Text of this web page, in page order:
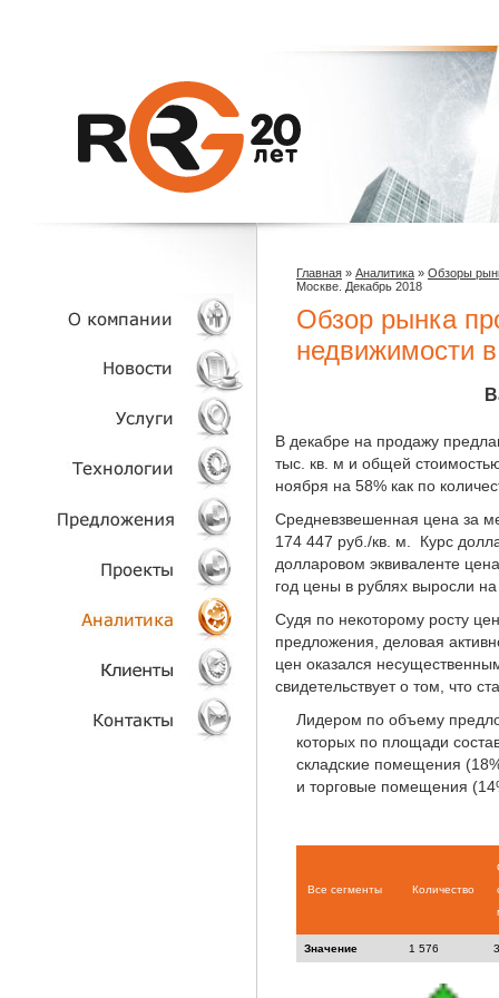
О КОМПАНИИ
НОВОСТИ
УСЛУГИ
ТЕХНОЛОГИИ
ОБЪЕКТЫ
ПРОЕКТЫ
АНАЛИТИКА
КЛИЕНТЫ
Главная » Аналитика » Обзоры
Москве. Декабрь 2018
Обзор рынка
недвижимости
В декабре на продажу
тыс. кв. м и общей
ноября на 58% как по
Средневзвешенная цена за
174 447 руб./кв. м. Курс
долларовом эквиваленте
год цены в рублях выросли
Судя по некоторому росту
предложения, деловая
цен оказался
свидетельствует о том, что
Лидером по объему
которых по площади
складские помещения
и торговые помещения
Все сегменты Количество
Значение 1 576